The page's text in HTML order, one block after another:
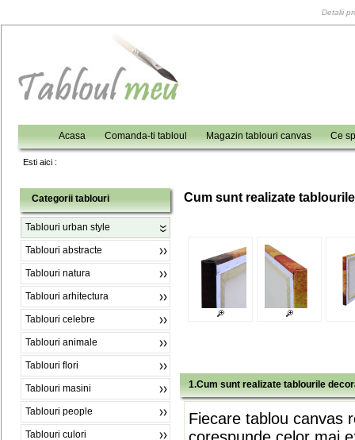
Detalii
Acasa Comanda-ti tabloul Magazin tablouri canvas Ce
Esti aici :
Categorii tablouri
Tablouri urban style
Tablouri abstracte
Tablouri natura
Tablouri arhitectura
Tablouri celebre
Tablouri animale
Tablouri flori
Tablouri masini
Tablouri people
Tablouri culori
Cum sunt realizate
1.Cum sunt realizate tablourile
Fiecare tablou canvas